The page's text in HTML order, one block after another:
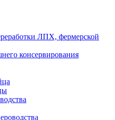
ЛПХ, фермерской
консервирования